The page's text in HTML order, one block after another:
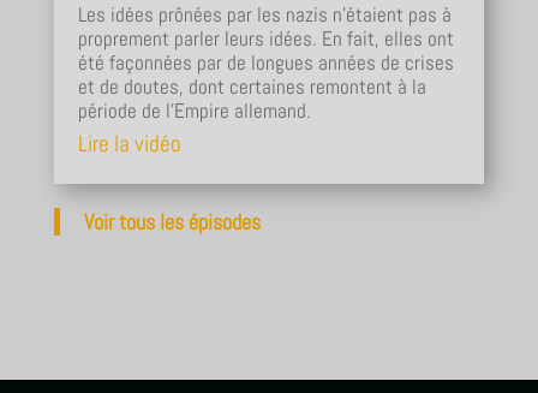
Les idées prônées par les nazis n'étaient pas à
proprement parler leurs idées. En fait, elles ont
été façonnées par de longues années de crises
et de doutes, dont certaines remontent à la
période de l'Empire allemand.
Lire la vidéo
Voir tous les épisodes